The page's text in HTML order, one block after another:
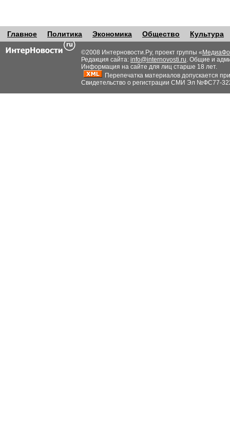
Главное Политика Экономика Общество Культура
©2008 Интерновости.Ру, проект группы «
Редакция сайта: info@internovosti.ru. Общие и
Информация на сайте для лиц старше 18 лет.
Перепечатка материалов допускается
Свидетельство о регистрации СМИ Эл №ФС77-